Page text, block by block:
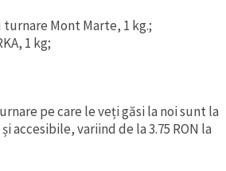
Mont Marte, 1 kg.;
1 kg;
pe care le veți găsi la noi sunt la
accesibile, variind de la 3.75 RON la